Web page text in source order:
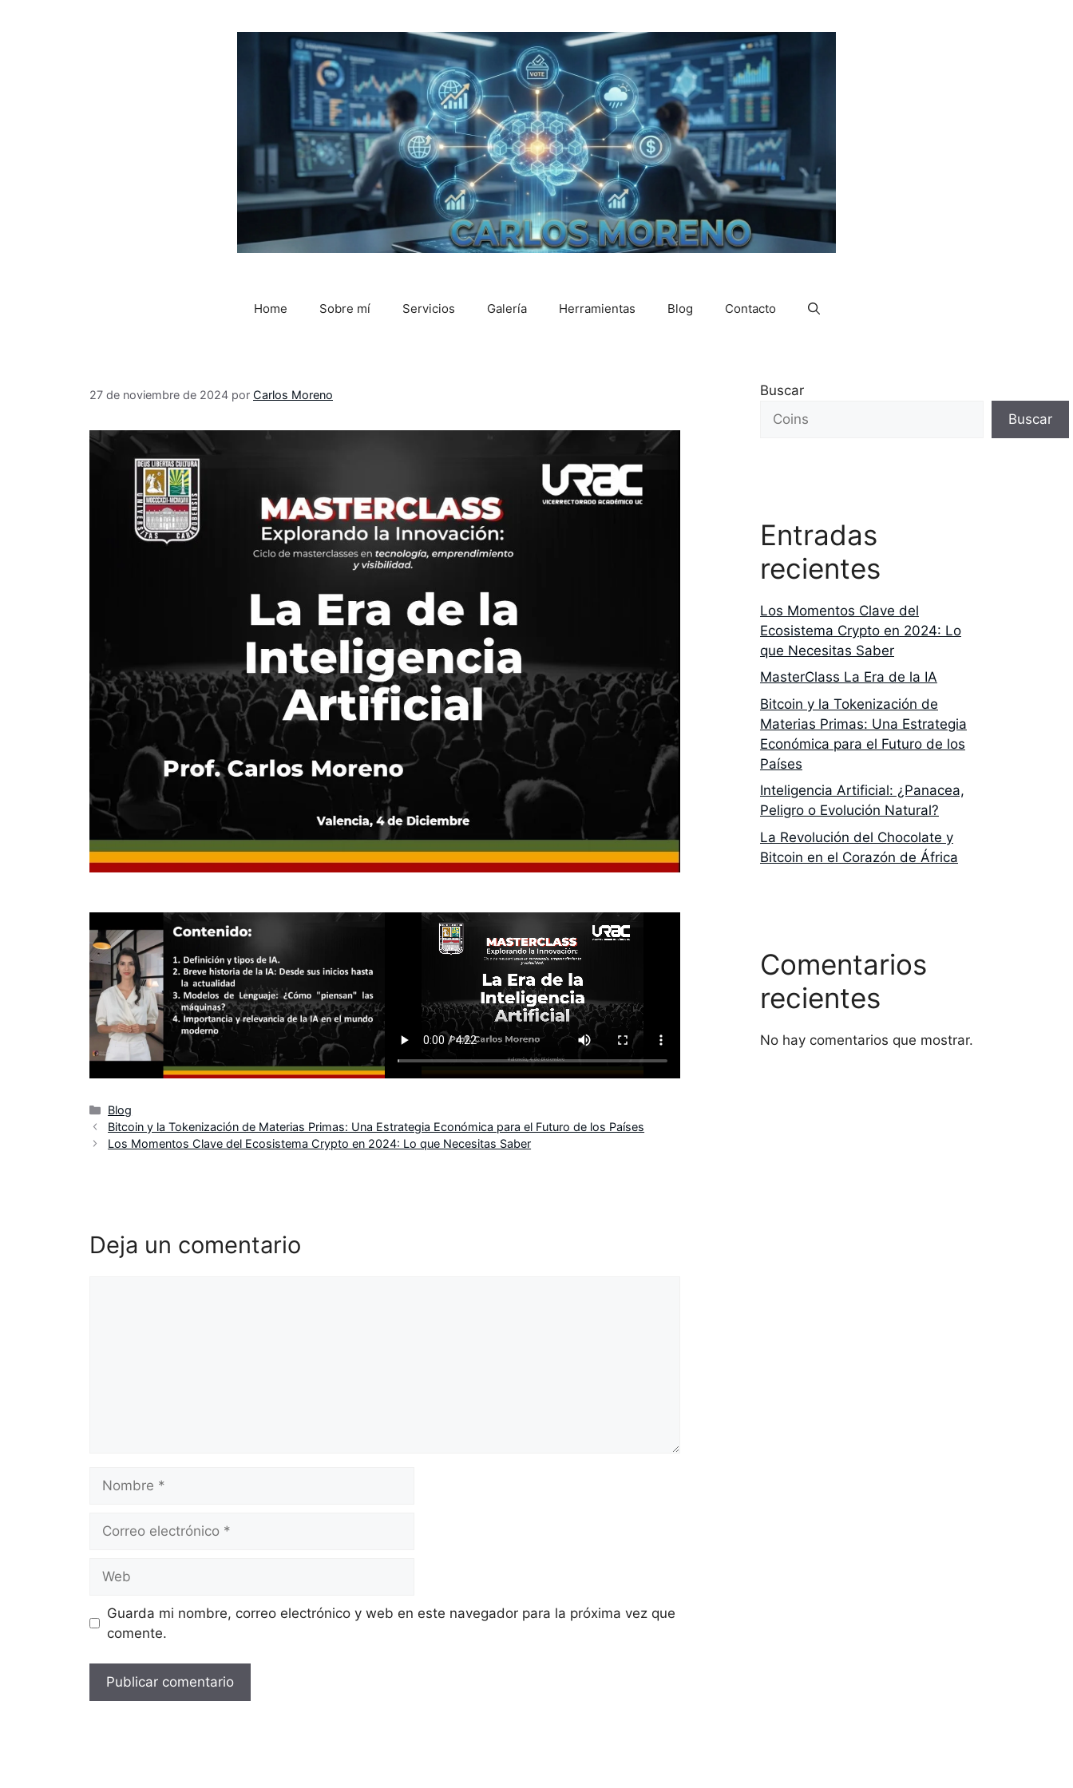
Home Sobre mí Servicios Galería Herramientas Blog Contacto
27 de noviembre de 2024 por Carlos Moreno
Categorías
Blog
Bitcoin y la Tokenización de Materias Primas: Una Estrategia Económica para el Futuro de los Países
Los Momentos Clave del Ecosistema Crypto en 2024: Lo que Necesitas Saber
Deja un comentario
electrónico
Guarda mi nombre, correo electrónico y web en este navegador para la próxima vez que
comente.
Buscar
Buscar
Entradas
recientes
Los Momentos Clave del
Ecosistema Crypto en 2024: Lo
que Necesitas Saber
MasterClass La Era de la IA
Bitcoin y la Tokenización de
Materias Primas: Una Estrategia
Económica para el Futuro de los
Países
Inteligencia Artificial: ¿Panacea,
Peligro o Evolución Natural?
La Revolución del Chocolate y
Bitcoin en el Corazón de África
Comentarios
recientes
No hay comentarios que mostrar.